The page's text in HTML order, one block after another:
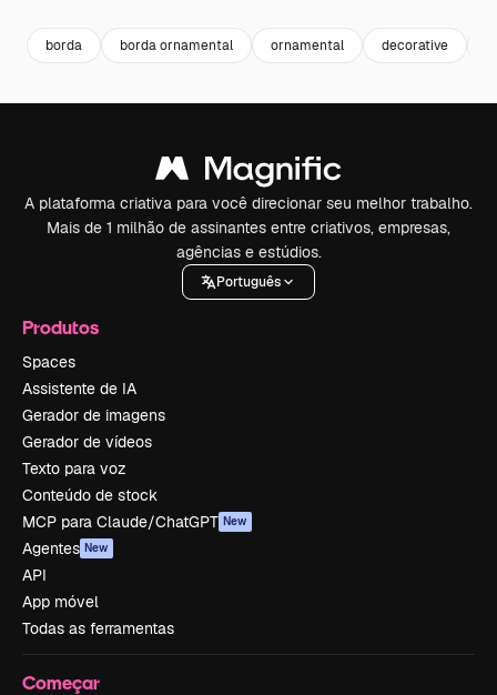
borda borda ornamental ornamental decorative
A plataforma criativa para você direcionar seu melhor trabalho.
Mais de 1 milhão de assinantes entre criativos, empresas,
agências e estúdios.
Português
Produtos
Spaces
Assistente de IA
Gerador de imagens
Gerador de vídeos
Texto para voz
Conteúdo de stock
MCP para Claude/ChatGPT New
Agentes New
API
App móvel
Todas as ferramentas
Começar